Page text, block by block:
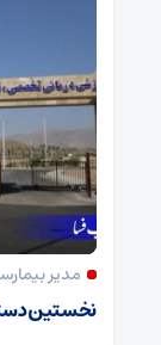
مدیر
نخستین